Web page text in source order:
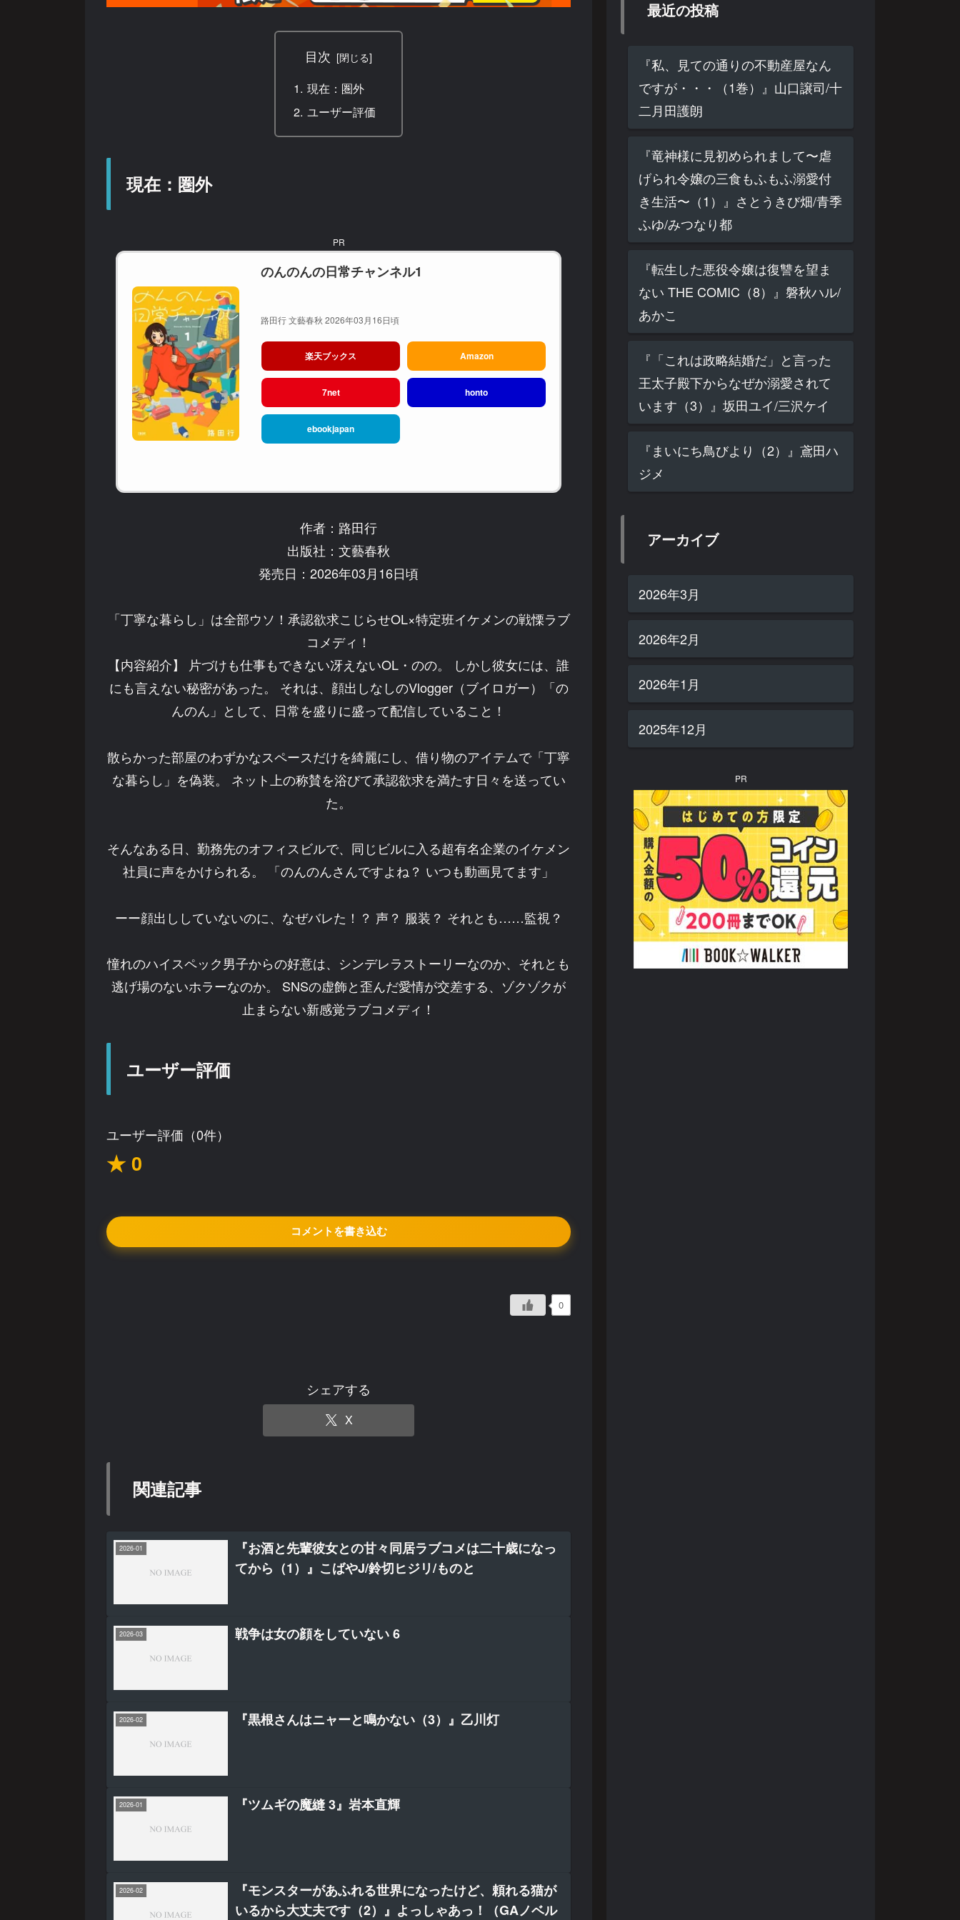
目次
現在：圏外
ユーザー評価
現在：圏外
PR
のんのんの日常チャンネル1
路田行 文藝春秋 2026年03月16日頃
楽天ブックス Amazon
7net honto
ebookjapan
作者：路田行
出版社：文藝春秋
発売日：2026年03月16日頃
「丁寧な暮らし」は全部ウソ！承認欲求こじらせOL×特定班イケメンの戦慄ラブ
コメディ！
【内容紹介】 片づけも仕事もできない冴えないOL・のの。 しかし彼女には、誰
にも言えない秘密があった。 それは、顔出しなしのVlogger（ブイロガー）「の
んのん」として、日常を盛りに盛って配信していること！
散らかった部屋のわずかなスペースだけを綺麗にし、借り物のアイテムで「丁寧
な暮らし」を偽装。 ネット上の称賛を浴びて承認欲求を満たす日々を送ってい
た。
そんなある日、勤務先のオフィスビルで、同じビルに入る超有名企業のイケメン
社員に声をかけられる。 「のんのんさんですよね？ いつも動画見てます」
ーー顔出ししていないのに、なぜバレた！？ 声？ 服装？ それとも……監視？
憧れのハイスペック男子からの好意は、シンデレラストーリーなのか、それとも
逃げ場のないホラーなのか。 SNSの虚飾と歪んだ愛情が交差する、ゾクゾクが
止まらない新感覚ラブコメディ！
ユーザー評価
ユーザー評価（0件）
★ 0
コメントを書き込む
0
シェアする
X
関連記事
2026-01
『お酒と先輩彼女との甘々同居ラブコメは二十歳になっ
てから（1）』こばやJ/鈴切ヒジリ/ものと
2026-03 戦争は女の顔をしていない 6
2026-02 『黒根さんはニャーと鳴かない（3）』乙川灯
2026-01 『ツムギの魔縫 3』岩本直輝
2026-02
『モンスターがあふれる世界になったけど、頼れる猫が
いるから大丈夫です（2）』よっしゃあっ！（GAノベル
最近の投稿
『私、見ての通りの不動産屋なん
ですが・・・（1巻）』山口譲司/十
二月田護朗
『竜神様に見初められまして〜虐
げられ令嬢の三食もふもふ溺愛付
き生活〜（1）』さとうきび畑/青季
ふゆ/みつなり都
『転生した悪役令嬢は復讐を望ま
ない THE COMIC（8）』磐秋ハル/
あかこ
『「これは政略結婚だ」と言った
王太子殿下からなぜか溺愛されて
います（3）』坂田ユイ/三沢ケイ
『まいにち鳥びより（2）』鳶田ハ
ジメ
アーカイブ
2026年3月
2026年2月
2026年1月
2025年12月
PR